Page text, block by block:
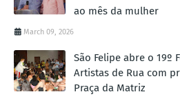
ao mês da mulher
March 09, 2026
São Felipe abre o 19º
Artistas de Rua com
Praça da Matriz